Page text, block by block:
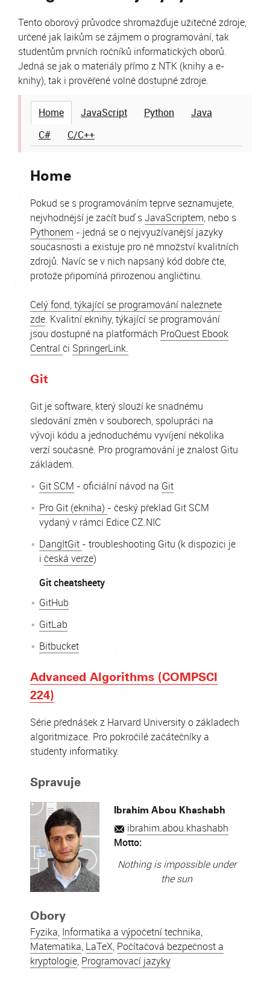
Tento oborový průvodce shromažďuje užitečné zdroje,
určené jak laikům se zájmem o programování, tak
studentům prvních ročníků informatických oborů.
Jedná se jak o materiály přímo z NTK (knihy a e-
knihy), tak i prověřené volně dostupné zdroje.
Home JavaScript Python
Java
C#
C/C++
Home
Pokud se s programováním teprve seznamujete,
nejvhodnější je začít buď sJavaScriptem, nebo s
Pythonem - jedná se o nejvyužívanější jazyky
současnosti a existuje pro ně množství kvalitních
zdrojů. Navíc se v nich napsaný kód dobře čte,
protože připomíná přirozenou angličtinu.
Celý fond, týkající se programování naleznete
zde. Kvalitní eknihy, týkající se programování
jsou dostupné na platformách ProQuest Ebook
Central či SpringerLink.
Git
Git je software, který slouží ke snadnému
sledování změn v souborech, spolupráci na
vývoji kódu a jednoduchému vyvíjení několika
verzí současně. Pro programování je znalost Gitu
základem.
Git SCM - oficiální návod na Git
Pro Git (ekniha) - český překlad Git SCM
vydaný v rámci Edice CZ.NIC
DangItGit - troubleshooting Gitu (k dispozici je
i česká verze)
Git cheatsheety
GitHub
GitLab
Bitbucket
Advanced Algorithms (COMPSCI
224)
Série přednášek z Harvard University o základech
algoritmizace. Pro pokročilé začátečníky a
studenty informatiky.
Spravuje
Ibrahim Abou Khashabh
ibrahim.abou.khashabh
Motto:
Nothing is impossible under
the sun
Obory
Fyzika, Informatika a výpočetní technika,
Matematika, LaTeX, Počítačová bezpečnost a
kryptologie, Programovací jazyky